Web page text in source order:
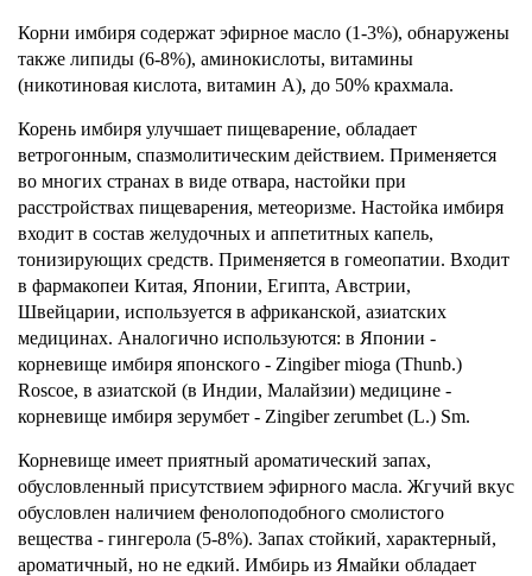
Корни имбиря содержат эфирное масло (1-3%), обнаружены
также липиды (6-8%), аминокислоты, витамины
(никотиновая кислота, витамин А), до 50% крахмала.
Корень имбиря улучшает пищеварение, обладает
ветрогонным, спазмолитическим действием. Применяется
во многих странах в виде отвара, настойки при
расстройствах пищеварения, метеоризме. Настойка имбиря
входит в состав желудочных и аппетитных капель,
тонизирующих средств. Применяется в гомеопатии. Входит
в фармакопеи Китая, Японии, Египта, Австрии,
Швейцарии, используется в африканской, азиатских
медицинах. Аналогично используются: в Японии -
корневище имбиря японского - Zingiber mioga (Thunb.)
Roscoe, в азиатской (в Индии, Малайзии) медицине -
корневище имбиря зерумбет - Zingiber zerumbet (L.) Sm.
Корневище имеет приятный ароматический запах,
обусловленный присутствием эфирного масла. Жгучий вкус
обусловлен наличием фенолоподобного смолистого
вещества - гингерола (5-8%). Запах стойкий, характерный,
ароматичный, но не едкий. Имбирь из Ямайки обладает